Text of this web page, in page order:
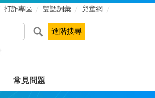
打詐專區 雙語詞彙 兒童網
常見問題